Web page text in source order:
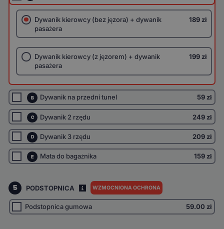
Dywanik kierowcy (bez jęzora) + dywanik
pasażera
189 zł
Dywanik kierowcy (z jęzorem) + dywanik
pasażera
199 zł
B Dywanik na przedni tunel 59 zł
C Dywanik 2 rzędu 249 zł
D Dywanik 3 rzędu 209 zł
E Mata do bagażnika 159 zł
5 PODSTOPNICA WZMOCNIONA OCHRONA
Podstopnica gumowa 59.00 zł